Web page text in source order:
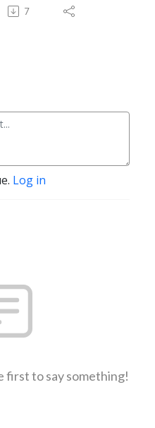
7
Log in
first to say something!